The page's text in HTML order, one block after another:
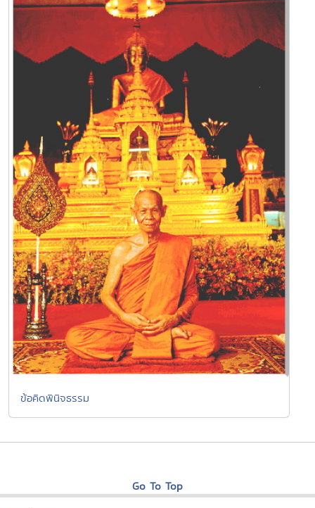
ข้อคิดพินิจธรรม
Go To Top